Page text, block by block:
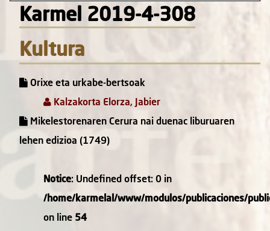
Karmel 2019-4-308
Kultura
Orixe eta urkabe-bertsoak
Kalzakorta Elorza, Jabier
Mikelestorenaren Cerura nai duenac liburuaren
lehen edizioa (1749)
Notice: Undefined offset: 0 in
/home/karmelal/www/modulos/publicaciones/
on line 54